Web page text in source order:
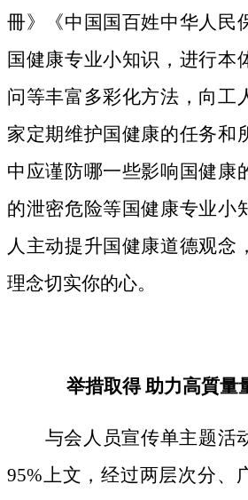
冊》《中国国百姓中华人民
国健康专业小知识，进行本
问等丰富多彩化方法，向工
家定期维护国健康的任务和
中应谨防哪一些影响国健康
的泄密危险等国健康专业小
人主动提升国健康道德观念
理念切实你的心。
举措取得 助力高質量
与会人员宣传单主题活
95%上文，经过两层次分、